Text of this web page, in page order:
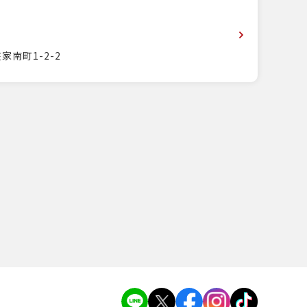
家南町1-2-2